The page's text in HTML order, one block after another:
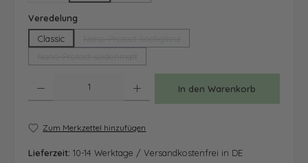
Veredelung
Classic
In den Warenkorb
Zum Merkzettel hinzufügen
Lieferzeit: 10-14 Werktage / Versandkostenfrei in DE